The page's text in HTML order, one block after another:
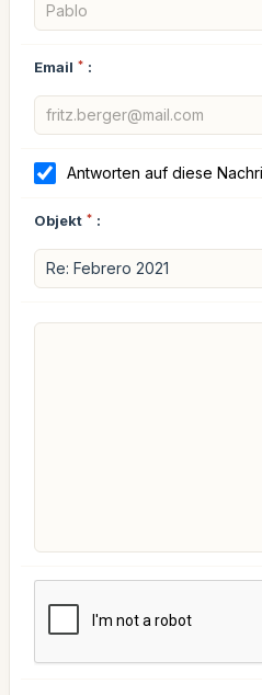
Email * :
Antworten auf diese
Objekt * :